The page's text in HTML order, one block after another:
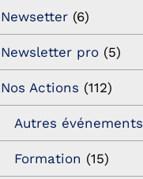
Newsetter (6)
Newsletter pro (5)
Nos Actions (112)
Autres événements
Formation (15)